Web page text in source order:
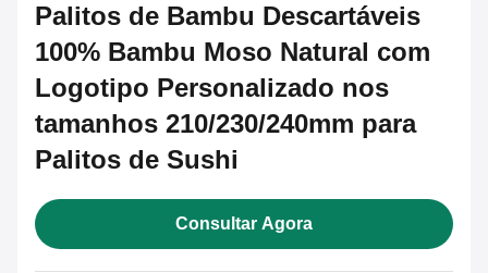
Palitos de Bambu Descartáveis
100% Bambu Moso Natural com
Logotipo Personalizado nos
tamanhos 210/230/240mm para
Palitos de Sushi
Consultar Agora